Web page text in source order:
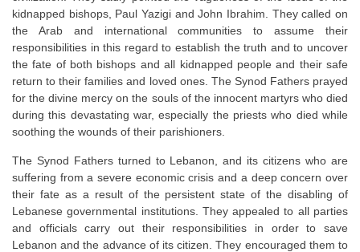
kidnapped bishops, Paul Yazigi and John Ibrahim. They called on
the Arab and international communities to assume their
responsibilities in this regard to establish the truth and to uncover
the fate of both bishops and all kidnapped people and their safe
return to their families and loved ones. The Synod Fathers prayed
for the divine mercy on the souls of the innocent martyrs who died
during this devastating war, especially the priests who died while
soothing the wounds of their parishioners.
The Synod Fathers turned to Lebanon, and its citizens who are
suffering from a severe economic crisis and a deep concern over
their fate as a result of the persistent state of the disabling of
Lebanese governmental institutions. They appealed to all parties
and officials carry out their responsibilities in order to save
Lebanon and the advance of its citizen. They encouraged them to